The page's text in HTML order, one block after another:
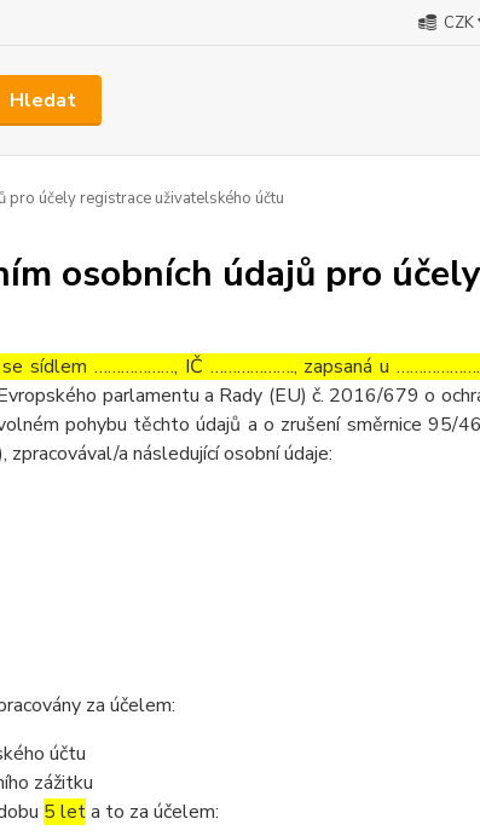
CZK
Hledat
účely registrace uživatelského účtu
osobních údajů pro
sídlem ………………, IČ ………………., zapsaná u
parlamentu a Rady (EU) č. 2016/679 o
pohybu těchto údajů a o zrušení směrnice 95/
zpracovával/a následující osobní údaje:
za účelem:
účtu
zážitku
5 leta to za účelem: